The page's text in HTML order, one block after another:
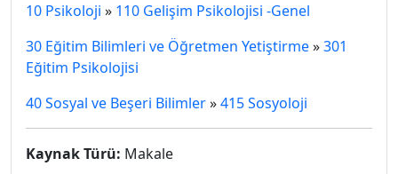
10 Psikoloji » 110 Gelişim Psikolojisi -Genel
30 Eğitim Bilimleri ve Öğretmen Yetiştirme»301
Eğitim Psikolojisi
40 Sosyal ve Beşeri Bilimler»415 Sosyoloji
Kaynak Türü: Makale